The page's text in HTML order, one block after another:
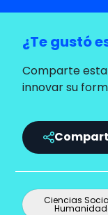
¿Te gustó
Comparte
innovar su
Ciencias